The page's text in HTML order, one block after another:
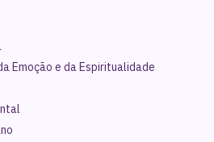
Emoção e da Espiritualidade